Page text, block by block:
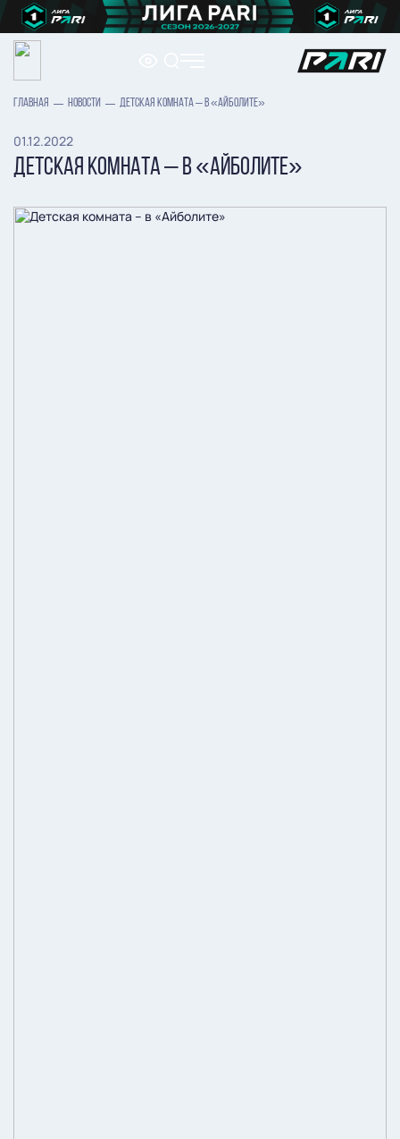
ГЛАВНАЯ НОВОСТИ ДЕТСКАЯ КОМНАТА – В «АЙБОЛИТЕ»
01.12.2022
ДЕТСКАЯ КОМНАТА – В «АЙБОЛИТЕ»